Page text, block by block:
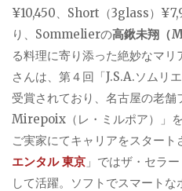
¥10,450、Short（3glass）
り、Sommelierの高鍬未翔（
る料理に寄り添った絶妙なマ
さんは、第４回「J.S.A.ソムリ
受賞されており、名古屋の老
Mirepoix（レ・ミルポア）」を
ご実家にてキャリアをスタート
エンタル 東京 」ではザ・セラ
して活躍。ソフトでスマート